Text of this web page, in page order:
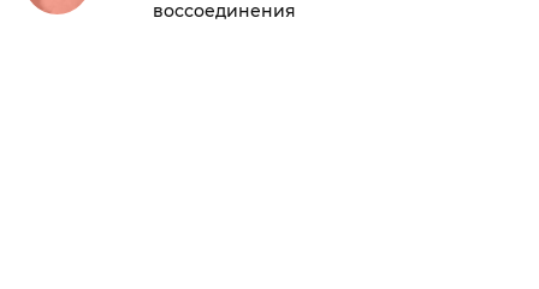
воссоединения